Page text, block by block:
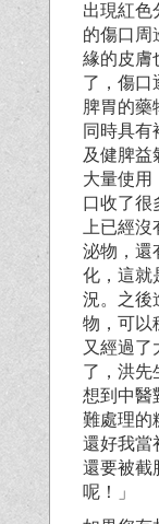
出現紅色
的傷口周
緣的皮膚
了，傷口
脾胃的藥
同時具有
及健脾益
大量使用
口收了很
上已經
泌物，還
化，這就
況。之後
物，可以
又經過了
了，洪先
想到中醫
難處理的
還好我當
還要被截
呢！」